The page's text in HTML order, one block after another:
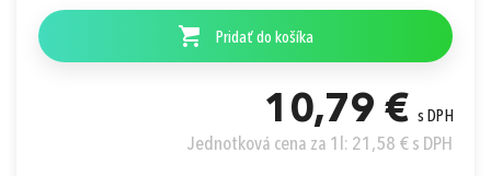
10,79 €s DPH
Jednotková cena za 1l: 21,58 € s DPH
Pridať do košíka